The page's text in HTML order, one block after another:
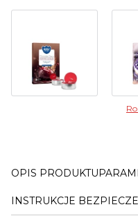
OPIS PRODUKTU
INSTRUKCJE